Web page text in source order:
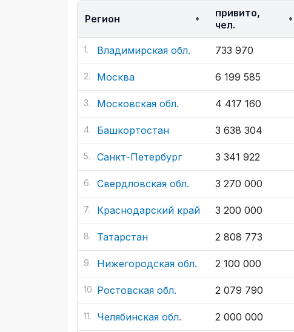
Регион
привито,
чел.
Владимирская обл. 733 970
Москва 6 199 585
Московская обл. 4 417 160
Башкортостан 3 638 304
Санкт-Петербург 3 341 922
Свердловская обл. 3 270 000
Краснодарский край 3 200 000
Татарстан 2 808 773
Нижегородская обл. 2 100 000
Ростовская обл. 2 079 790
Челябинская обл. 2 000 000